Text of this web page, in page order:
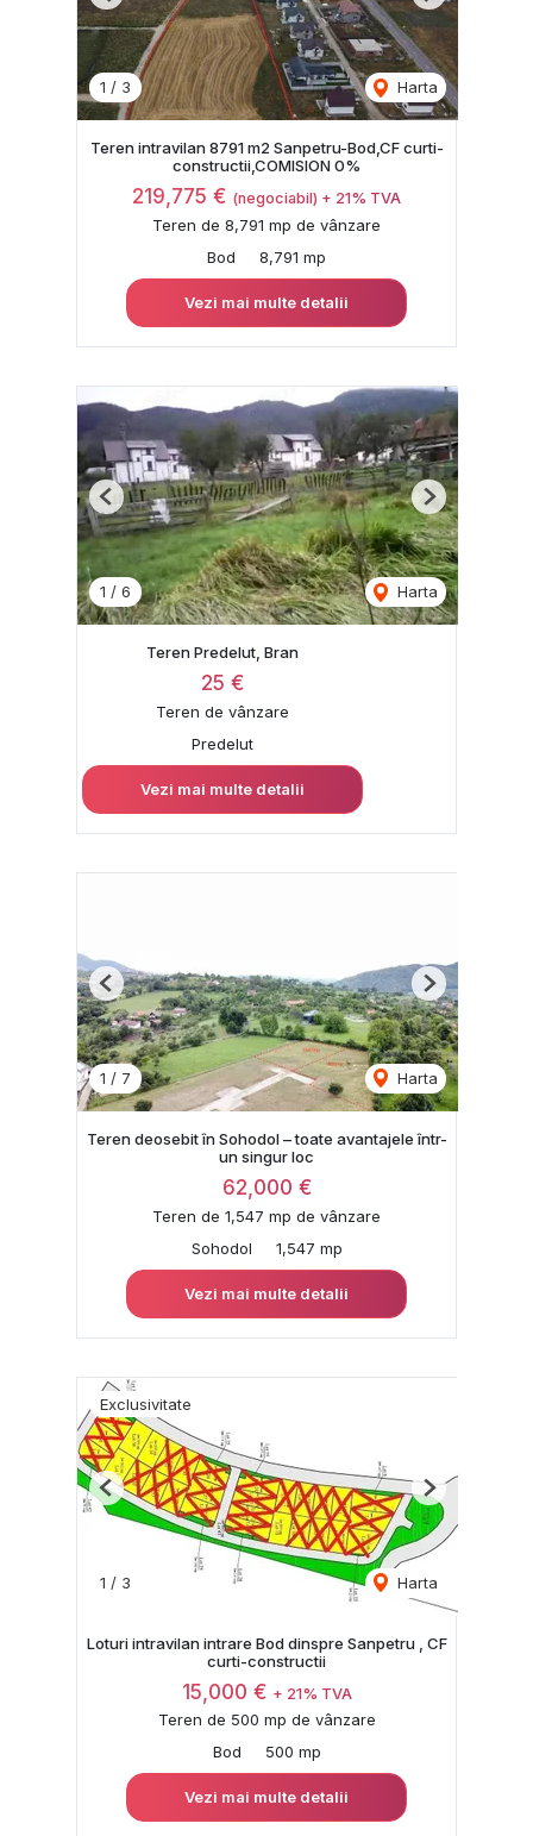
1 / 3 Harta
Teren intravilan 8791 m2 Sanpetru-Bod,CF curti-
constructii,COMISION 0%
219,775 € (negociabil) + 21% TVA
Teren de 8,791 mp de vânzare
Bod
8,791 mp
Vezi mai multe detalii
1 / 6 Harta
Previous Next
Teren Predelut, Bran
25 €
Teren de vânzare
Predelut
Vezi mai multe detalii
1 / 7 Harta
Previous Next
Teren deosebit în Sohodol – toate avantajele într-
un singur loc
62,000 €
Teren de 1,547 mp de vânzare
Sohodol
1,547 mp
Vezi mai multe detalii
Exclusivitate
1 / 3 Harta
Previous Next
Loturi intravilan intrare Bod dinspre Sanpetru , CF
curti-constructii
15,000 € + 21% TVA
Teren de 500 mp de vânzare
Bod
500 mp
Vezi mai multe detalii